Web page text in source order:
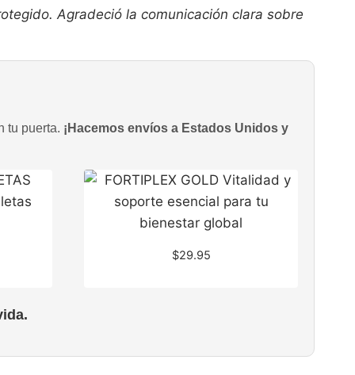
Agradeció la comunicación clara sobre
tu puerta. ¡Hacemos envíos a Estados Unidos y
$29.95